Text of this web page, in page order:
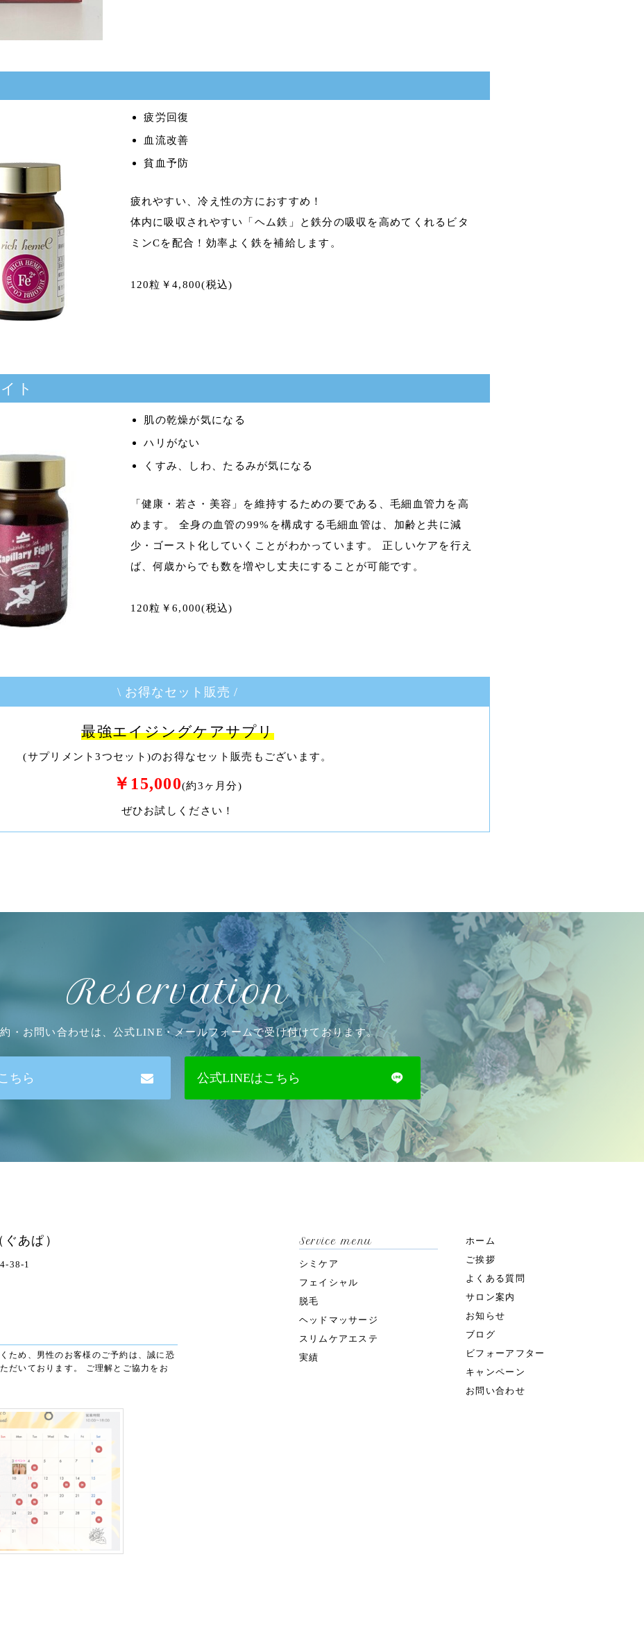
疲労回復
血流改善
貧血予防
疲れやすい、冷え性の方におすすめ！
体内に吸収されやすい「ヘム鉄」と鉄分の吸収を高めてくれるビタ
ミンCを配合！効率よく鉄を補給します。
120粒￥4,800(税込)
ト
肌の乾燥が気になる
ハリがない
くすみ、しわ、たるみが気になる
「健康・若さ・美容」を維持するための要である、毛細血管力を高
めます。 全身の血管の99%を構成する毛細血管は、加齢と共に減
少・ゴースト化していくことがわかっています。 正しいケアを行え
ば、何歳からでも数を増やし丈夫にすることが可能です。
120粒￥6,000(税込)
\ お得なセット販売 /
最強エイジングケアサプリ
(サプリメント3つセット)のお得なセット販売もございます。
￥15,000(約3ヶ月分)
ぜひお試しください！
Reservation
・お問い合わせは、公式LINE・メールフォームで受け付けております。
ちら 公式LINEはこちら
あぱ）
38-1
ため、男性のお客様のご予約は、誠に恐
だいております。 ご理解とご協力をお
Service menu
シミケア
フェイシャル
脱毛
ヘッドマッサージ
スリムケアエステ
実績
ホーム
ご挨拶
よくある質問
サロン案内
お知らせ
ブログ
ビフォーアフター
キャンペーン
お問い合わせ